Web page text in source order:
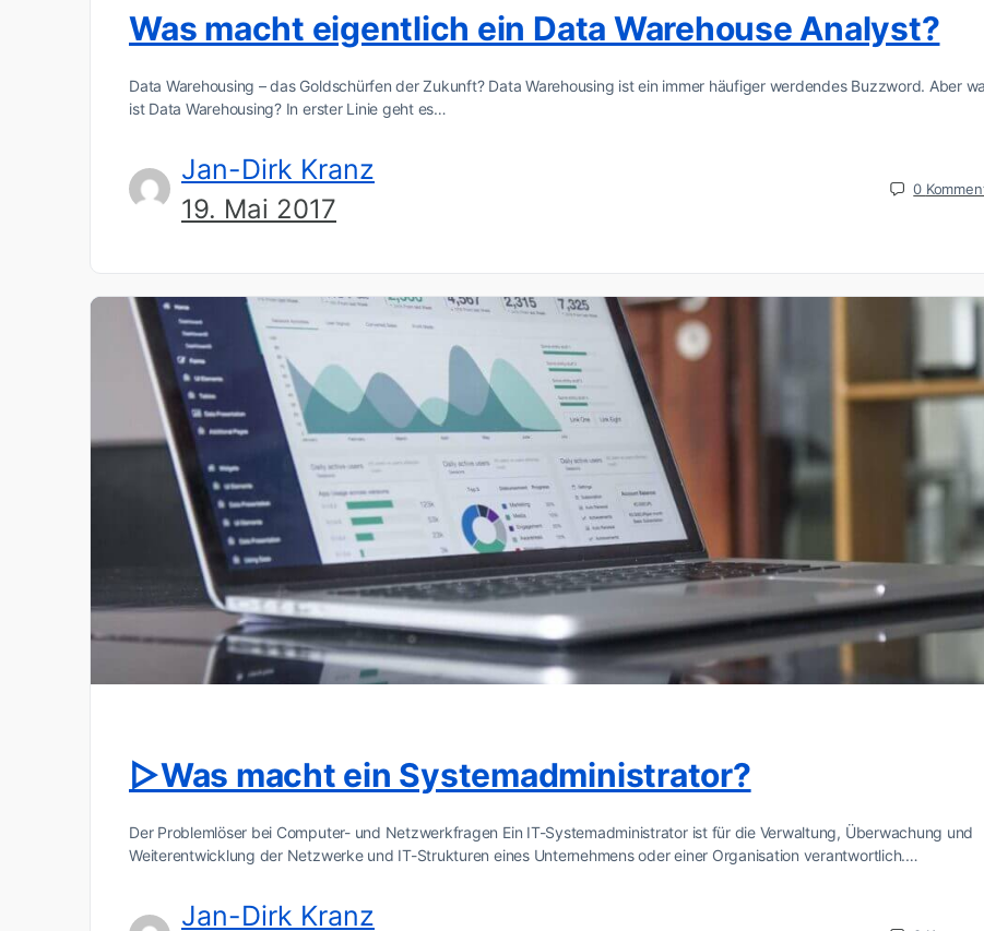
Was macht eigentlich ein Data Warehouse Analyst?
Data Warehousing – das Goldschürfen der Zukunft? Data Warehousing ist ein immer häufiger werdendes Buzzword. Aber
ist Data Warehousing? In erster Linie geht es…
Jan-Dirk Kranz
19. Mai 2017
0
▷Was macht ein Systemadministrator?
Der Problemlöser bei Computer- und Netzwerkfragen Ein IT-Systemadministrator ist für die Verwaltung, Überwachung und
Weiterentwicklung der Netzwerke und IT-Strukturen eines Unternehmens oder einer Organisation verantwortlich.…
Jan-Dirk Kranz